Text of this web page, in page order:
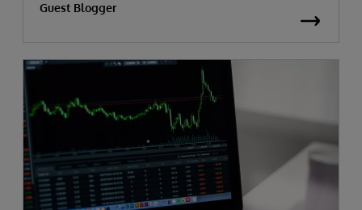
Guest Blogger